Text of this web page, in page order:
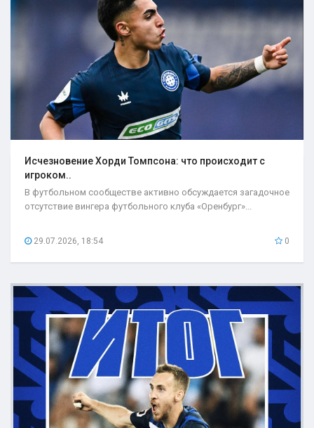
Исчезновение Хорди Томпсона: что происходит с
игроком..
В футбольном сообществе активно обсуждается загадочное
отсутствие вингера футбольного клуба «Оренбург»...
29.07.2026, 18:54 0